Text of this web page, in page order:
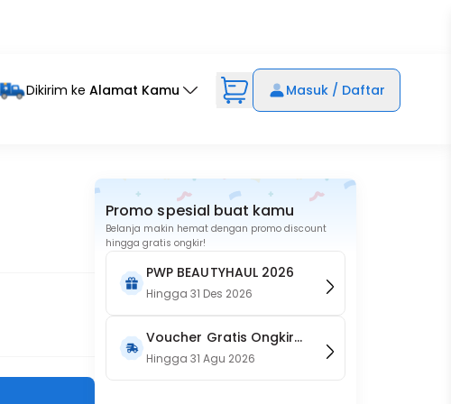
Dikirim ke Alamat Kamu Masuk / Daftar
Promo spesial buat kamu
Belanja makin hemat dengan promo discount
hingga gratis ongkir!
PWP BEAUTYHAUL 2026
Hingga31 Des 2026
Voucher Gratis Ongkir
15RB (Only on Website)
Hingga31 Agu 2026